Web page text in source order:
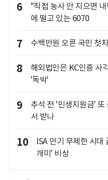
6
"직접 농사 안 지으면
에 떨고 있는 6070
7 수백만원 오른 국민 첫
8
해외법인은 KC인증 사
'독박'
9
추석 전 '민생지원금'
서 받나
10
ISA 만기 무제한 시
개미' 비상